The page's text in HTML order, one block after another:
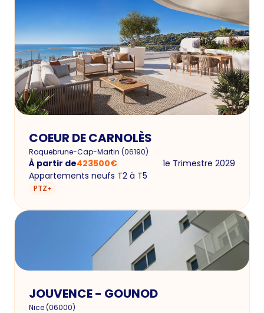
COEUR DE CARNOLÈS
Roquebrune-Cap-Martin (06190)
À partir de423500€
1e Trimestre 2029
Appartements neufs T2 à T5
PTZ+
JOUVENCE - GOUNOD
Nice(06000)